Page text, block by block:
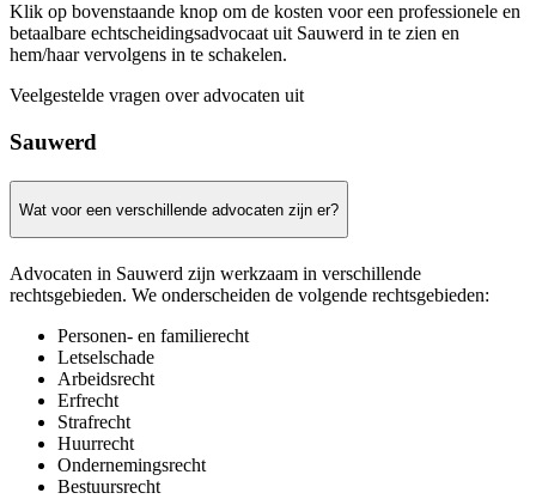
Klik op bovenstaande knop om de kosten voor een professionele en
betaalbare echtscheidingsadvocaat uit Sauwerd in te zien en
hem/haar vervolgens in te schakelen.
Veelgestelde vragen over advocaten uit
Sauwerd
Wat voor een verschillende advocaten zijn er?
Advocaten in Sauwerd zijn werkzaam in verschillende
rechtsgebieden. We onderscheiden de volgende rechtsgebieden:
Personen- en familierecht
Letselschade
Arbeidsrecht
Erfrecht
Strafrecht
Huurrecht
Ondernemingsrecht
Bestuursrecht